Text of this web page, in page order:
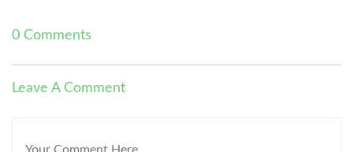
0 Comments
Leave A Comment